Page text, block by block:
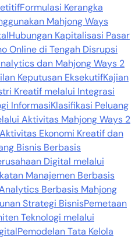
Formulasi Kerangka
Mahjong Ways
Hubungan Kapitalisasi Pasar
Online di Tengah Disrupsi
dan Mahjong Ways 2
Keputusan EksekutifKajian
Kreatif melalui Integrasi
InformasiKlasifikasi Peluang
Aktivitas Mahjong Ways 2
Ekonomi Kreatif dan
Bisnis Berbasis
Digital melalui
Manajemen Berbasis
Berbasis Mahjong
Strategi BisnisPemetaan
Teknologi melalui
Pemodelan Tata Kelola